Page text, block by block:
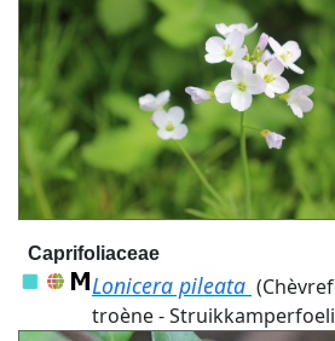
Caprifoliaceae
Lonicera pileata
troène -